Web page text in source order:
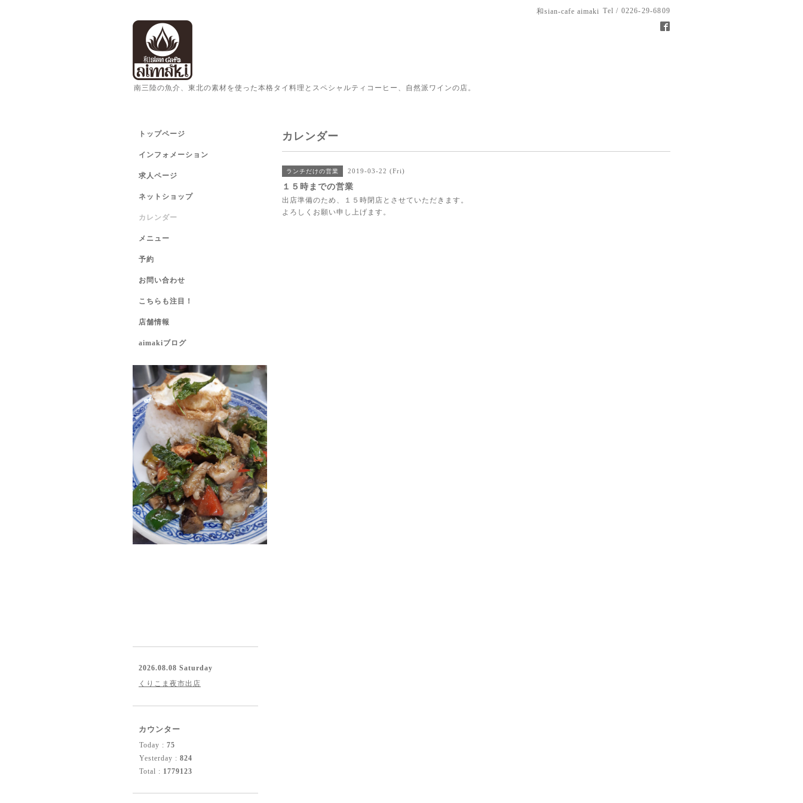
和sian-cafe aimaki Tel / 0226-29-6809
南三陸の魚介、東北の素材を使った本格タイ料理とスペシャルティコーヒー、自然派ワインの店。
カレンダー
ランチだけの営業 2019-03-22 (Fri)
１５時までの営業
出店準備のため、１５時閉店とさせていただきます。
よろしくお願い申し上げます。
トップページ
インフォメーション
求人ページ
ネットショップ
カレンダー
メニュー
予約
お問い合わせ
こちらも注目！
店舗情報
aimakiブログ
2026.08.08 Saturday
くりこま夜市出店
カウンター
Today : 75
Yesterday : 824
Total : 1779123